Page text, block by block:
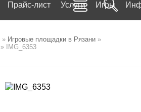
Прайс-лист Услуги Игры
» Игровые площадки в Рязани »
» IMG_6353